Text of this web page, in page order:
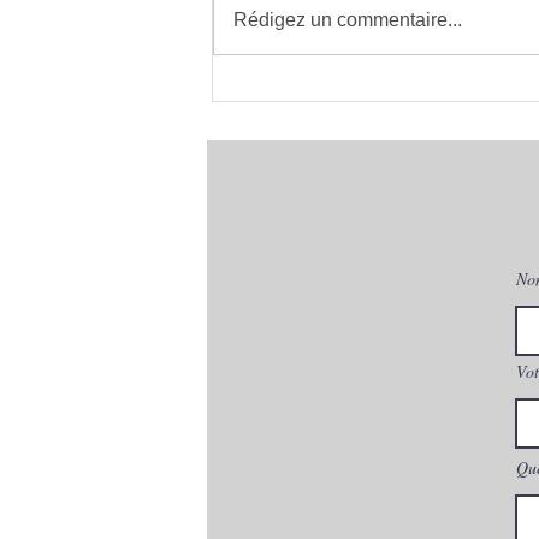
Rédigez un commentaire...